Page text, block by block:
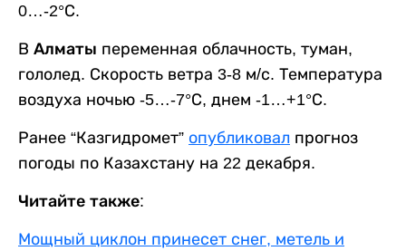
0…-2°С.
В Алматы переменная облачность, туман,
гололед. Скорость ветра 3-8 м/с. Температура
воздуха ночью -5…-7°С, днем -1…+1°С.
Ранее “Казгидромет” опубликовал прогноз
погоды по Казахстану на 22 декабря.
Читайте также:
Мощный циклон принесет снег, метель и